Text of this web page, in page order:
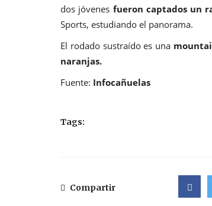
dos jóvenes fueron captados un
Sports, estudiando el panorama.
El rodado sustraído es una
naranjas.
Fuente: Infocañuelas
Tags:
Compartir